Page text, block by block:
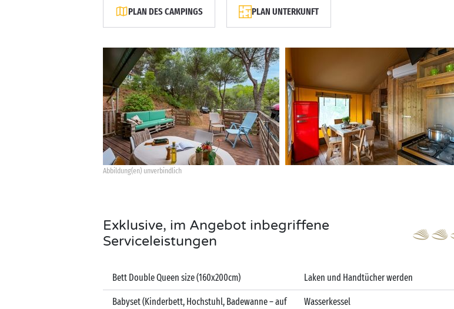
PLAN DES CAMPINGS PLAN UNTERKUNFT
Abbildung(en) unverbindlich
Exklusive, im Angebot inbegriffene
Serviceleistungen
Bett Double Queen size (160x200cm)
Babyset (Kinderbett, Hochstuhl, Badewanne – auf
Laken und Handtücher werden
Wasserkessel